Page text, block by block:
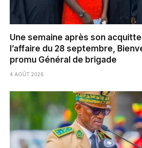
Une semaine après son
l’affaire du 28 septembre,
promu Général de brigade
4 AOÛT 2026